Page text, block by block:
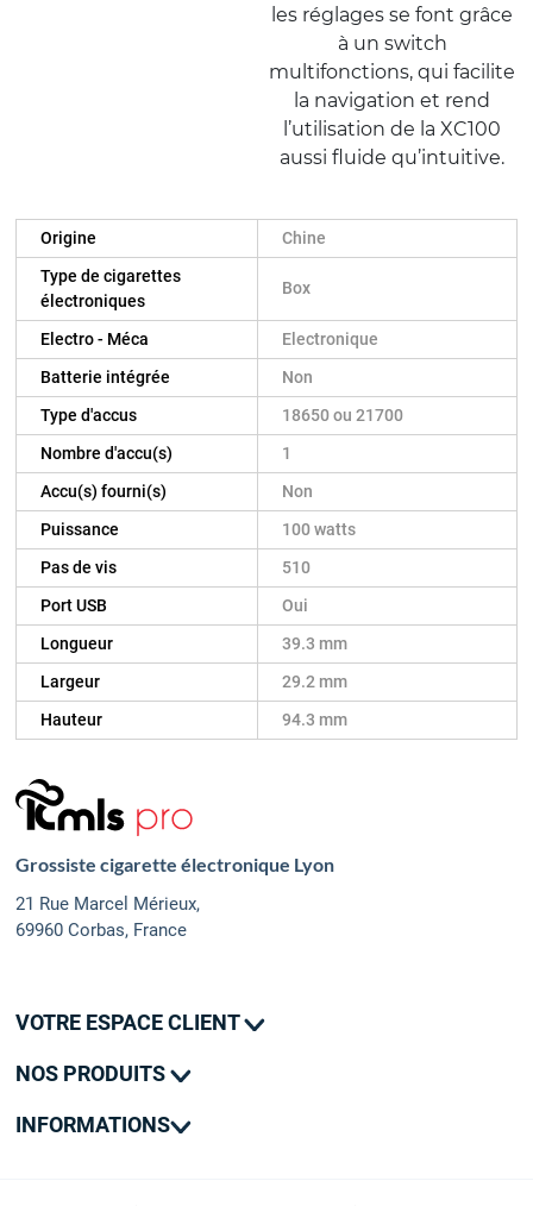
les réglages se font grâce
à un switch
multifonctions, qui facilite
la navigation et rend
l’utilisation de la XC100
aussi fluide qu’intuitive.
Origine
Chine
Type de cigarettes
électroniques
Box
Electro - Méca
Electronique
Batterie intégrée
Non
Type d'accus
18650 ou 21700
Nombre d'accu(s)
1
Accu(s) fourni(s)
Non
Puissance
100 watts
Pas de vis
510
Port USB
Oui
Longueur
39.3 mm
Largeur
29.2 mm
Hauteur
94.3 mm
Grossiste cigarette électronique Lyon
21 Rue Marcel Mérieux,
69960 Corbas, France
VOTRE ESPACE CLIENT
Mes adresses
NOS PRODUITS
Nouveautés
INFORMATIONS